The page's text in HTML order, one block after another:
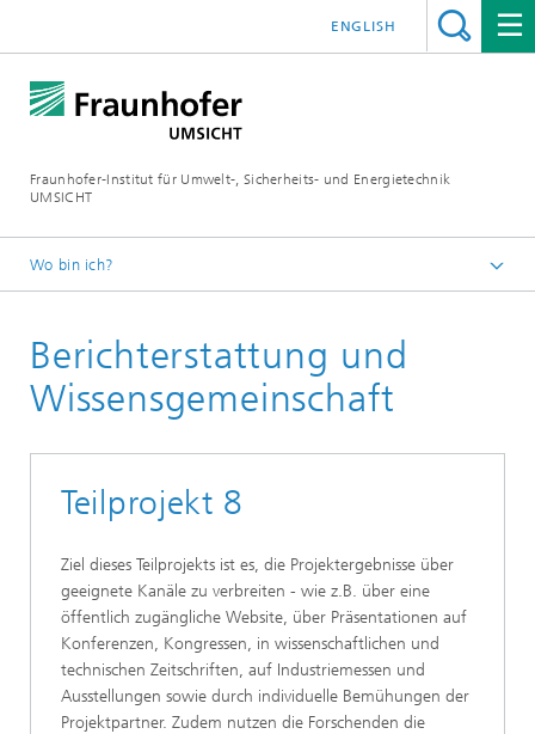
Fraunhofer-Institut für Umwelt-, Sicherheits- und Energietechnik
UMSICHT
ENGLISH
Wo bin ich?
Projekt
Berichterstattung und
Wissensgemeinschaft
Teilprojekt 8
Ziel dieses Teilprojekts ist es, die Projektergebnisse über
geeignete Kanäle zu verbreiten - wie z.B. über eine
öffentlich zugängliche Website, über Präsentationen auf
Konferenzen, Kongressen, in wissenschaftlichen und
technischen Zeitschriften, auf Industriemessen und
Ausstellungen sowie durch individuelle Bemühungen der
Projektpartner. Zudem nutzen die Forschenden die